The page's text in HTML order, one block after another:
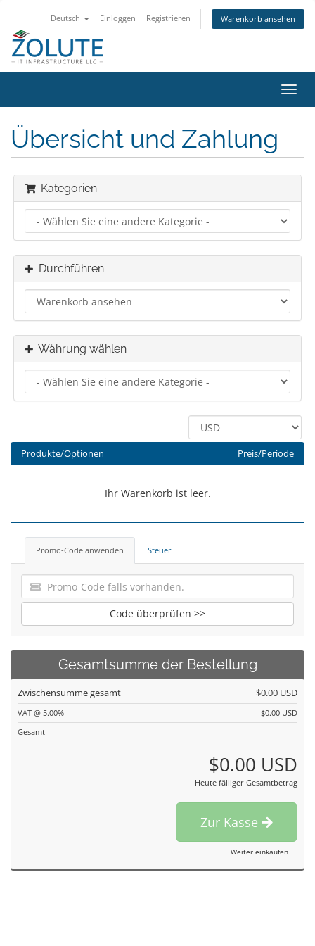
Deutsch Einloggen Registrieren Warenkorb ansehen
ein-/
Übersicht und Zahlung
Kategorien
Durchführen
Währung wählen
Produkte/Optionen Preis/Periode
Ihr Warenkorb ist leer.
Promo-Code anwenden Steuer
Code überprüfen >>
Gesamtsumme der Bestellung
Zwischensumme gesamt $0.00 USD
VAT @ 5.00%
$0.00 USD
Gesamt
$0.00 USD
Heute fälliger Gesamtbetrag
Zur Kasse
Weiter einkaufen